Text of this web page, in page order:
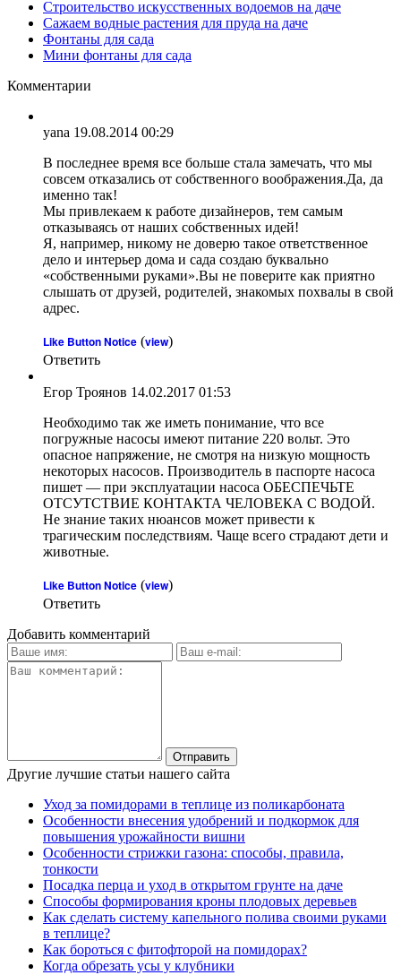
Строительство искусственных водоемов на даче
Сажаем водные растения для пруда на даче
Фонтаны для сада
Мини фонтаны для сада
Комментарии
yana 19.08.2014 00:29
В последнее время все больше стала замечать, что мы
совсем отказались от собственного воображения.Да, да
именно так!
Мы привлекаем к работе дизайнеров, тем самым
отказываясь от наших собственных идей!
Я, например, никому не доверю такое ответственное
дело и интерьер дома и сада создаю буквально
«собственными руками».Вы не поверите как приятно
слышать от друзей, родителей, знакомых похвалы в свой
адрес.
Like Button Notice (view)
Ответить
Егор Троянов 14.02.2017 01:53
Необходимо так же иметь понимание, что все
погружные насосы имеют питание 220 вольт. Это
опасное напряжение, не смотря на низкую мощность
некоторых насосов. Производитель в паспорте насоса
пишет — при эксплуатации насоса ОБЕСПЕЧЬТЕ
ОТСУТСТВИЕ КОНТАКТА ЧЕЛОВЕКА С ВОДОЙ.
Не знание таких нюансов может привести к
трагическим последствиям. Чаще всего страдают дети и
животные.
Like Button Notice (view)
Ответить
Добавить комментарий
Другие лучшие статьи нашего сайта
Уход за помидорами в теплице из поликарбоната
Особенности внесения удобрений и подкормок для
повышения урожайности вишни
Особенности стрижки газона: способы, правила,
тонкости
Посадка перца и уход в открытом грунте на даче
Способы формирования кроны плодовых деревьев
Как сделать систему капельного полива своими руками
в теплице?
Как бороться с фитофторой на помидорах?
Когда обрезать усы у клубники